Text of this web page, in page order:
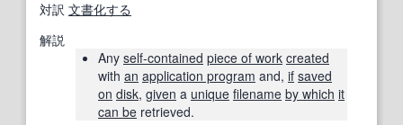
対訳 文書化する
解説
Any self-contained piece of work created
with an application program and, if saved
on disk, given a unique filename by which it
can be retrieved.